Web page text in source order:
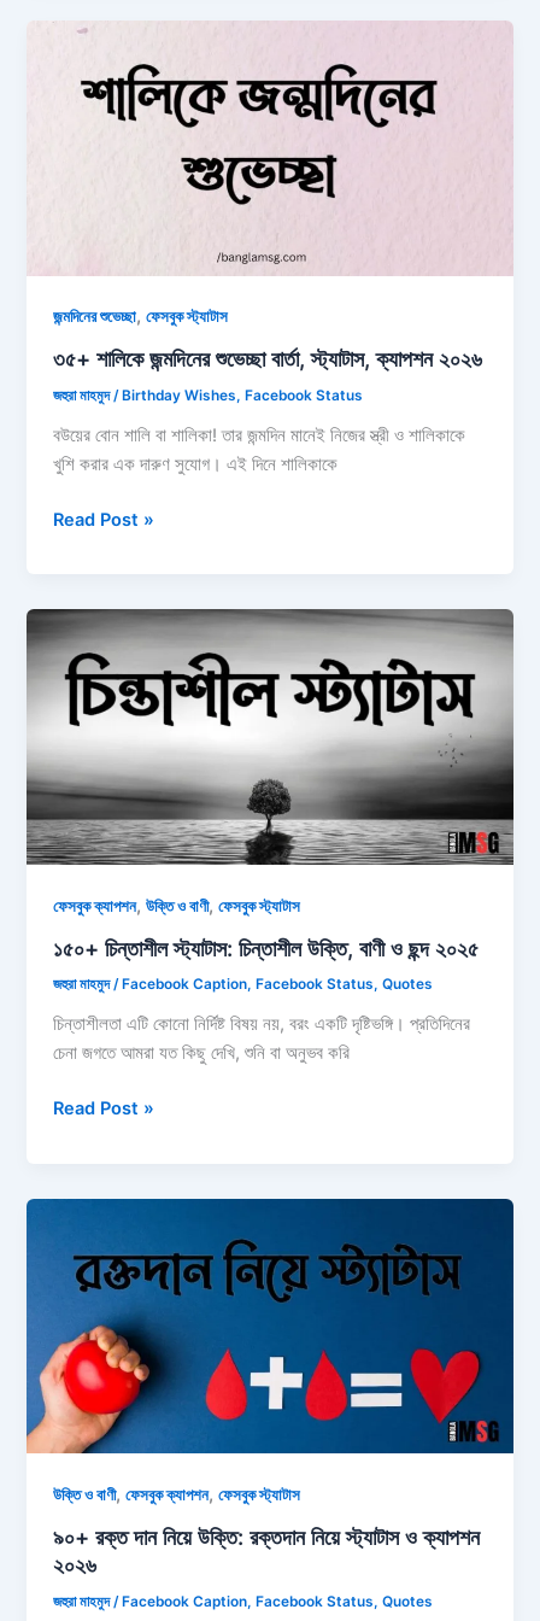
শুভেচ্ছা:
ক্যাপশন,
জন্মদিনের শুভেচ্ছা,ফেসবুক স্ট্যাটাস
৩৫+ শালিকে জন্মদিনের শুভেচ্ছা বার্তা, স্ট্যাটাস, ক্যাপশন ২০২৬
জহুরা মাহমুদ/ Birthday Wishes, Facebook Status
বউয়ের বোন শালি বা শালিকা! তার জন্মদিন মানেই নিজের স্ত্রী ও শালিকাকে
খুশি করার এক দারুণ সুযোগ। এই দিনে শালিকাকে
৩৫+
শুভেচ্ছা
বার্তা,
স্ট্যাটাস,
ক্যাপশন
২০২৬
Read Post »
ফেসবুক ক্যাপশন,উক্তি ও বাণী,ফেসবুক স্ট্যাটাস
১৫০+ চিন্তাশীল স্ট্যাটাস: চিন্তাশীল উক্তি, বাণী ও ছন্দ ২০২৫
জহুরা মাহমুদ/ Facebook Caption, Facebook Status,Quotes
চিন্তাশীলতা এটি কোনো নির্দিষ্ট বিষয় নয়, বরং একটি দৃষ্টিভঙ্গি। প্রতিদিনের
চেনা জগতে আমরা যত কিছু দেখি, শুনি বা অনুভব করি
১৫০+
চিন্তাশীল
বাণী
২০২৫
Read Post »
উক্তি ও বাণী,ফেসবুক ক্যাপশন,ফেসবুক স্ট্যাটাস
৯০+ রক্ত দান নিয়ে উক্তি: রক্তদান নিয়ে স্ট্যাটাস ও ক্যাপশন
২০২৬
জহুরা মাহমুদ/Facebook Caption,Facebook Status,Quotes